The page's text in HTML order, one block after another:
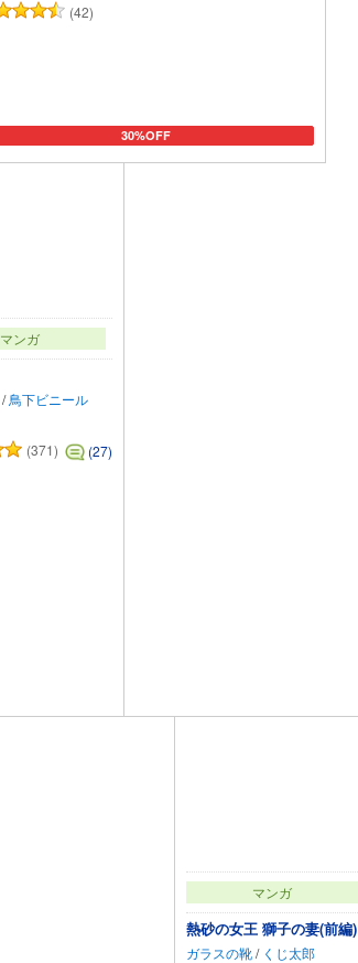
(42)
30%OFF
カートに追加
マンガ
/ 鳥下ビニール
(371) (27)
マンガ
熱砂の女王 獅子の妻(前編)
ガラスの靴/ くじ太郎